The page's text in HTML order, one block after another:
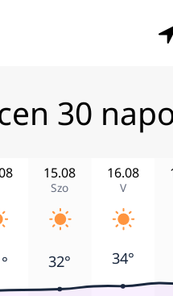
30
Szo
15.08
V
16.08
32° 34°